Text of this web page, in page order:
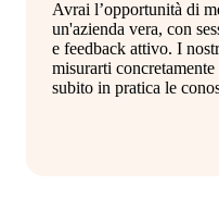
Avrai l’opportunità di
un'azienda vera, con
e feedback attivo. I
misurarti
subito in pratica le